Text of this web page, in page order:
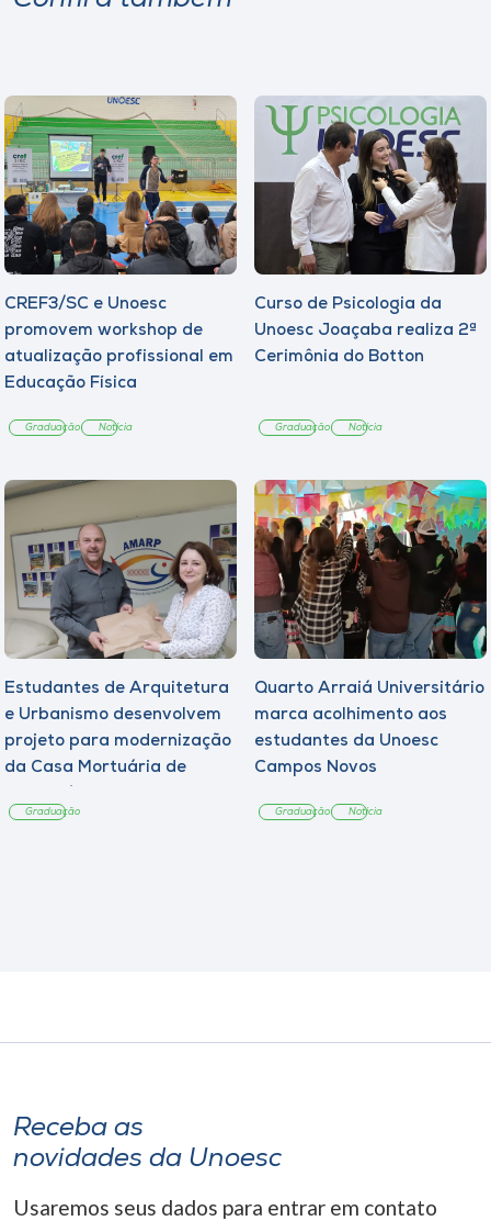
CREF3/SC e Unoesc
promovem workshop de
atualização profissional em
Educação Física
Graduação Notícia
Curso de Psicologia da
Unoesc Joaçaba realiza 2ª
Cerimônia do Botton
Graduação Notícia
Estudantes de Arquitetura
e Urbanismo desenvolvem
projeto para modernização
da Casa Mortuária de
Graduação
Quarto Arraiá Universitário
marca acolhimento aos
estudantes da Unoesc
Campos Novos
Graduação Notícia
Receba as
novidades da Unoesc
Usaremos seus dados para entrar em contato